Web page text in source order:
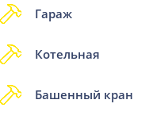
Гараж
Котельная
Башенный кран